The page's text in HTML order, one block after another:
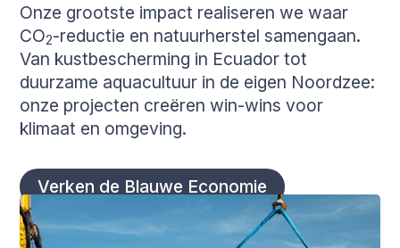
Onze grootste impact realiseren we waar
CO2-reductie en natuurherstel samengaan.
Van kustbescherming in Ecuador tot
duurzame aquacultuur in de eigen Noordzee:
onze projecten creëren win-wins voor
klimaat en omgeving.
Verken de Blauwe Economie